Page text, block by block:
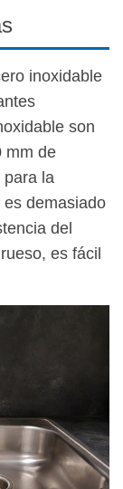
inoxidable
son
mm de
para la
demasiado
del
es fácil